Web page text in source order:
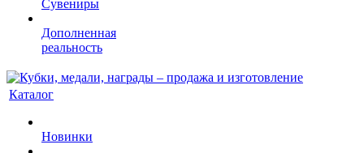
Сувениры
Дополненная
реальность
Каталог
Новинки